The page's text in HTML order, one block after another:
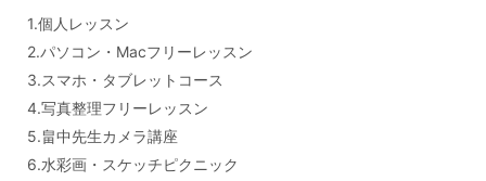
1.個人レッスン
2.パソコン・Macフリーレッスン
3.スマホ・タブレットコース
4.写真整理フリーレッスン
5.畠中先生カメラ講座
6.水彩画・スケッチピクニック